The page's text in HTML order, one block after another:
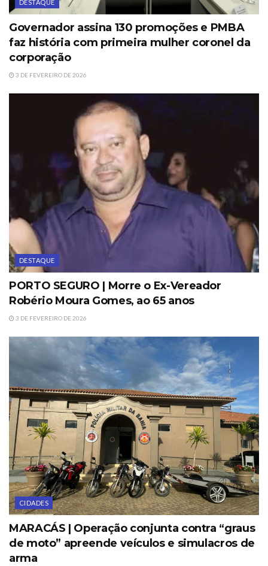
DESTAQUE
Governador assina 130 promoções e PMBA
faz história com primeira mulher coronel da
corporação
3 DE FEVEREIRO DE 2026
DESTAQUE
PORTO SEGURO | Morre o Ex-Vereador
Robério Moura Gomes, ao 65 anos
3 DE FEVEREIRO DE 2026
CIDADES
MARACÁS | Operação conjunta contra “graus
de moto” apreende veículos e simulacros de
arma